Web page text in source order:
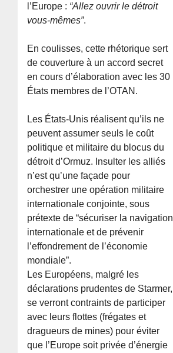
l’Europe : “Allez ouvrir le détroit
vous-mêmes”.
En coulisses, cette rhétorique sert
de couverture à un accord secret
en cours d’élaboration avec les 30
États membres de l’OTAN.
Les États-Unis réalisent qu’ils ne
peuvent assumer seuls le coût
politique et militaire du blocus du
détroit d’Ormuz. Insulter les alliés
n’est qu’une façade pour
orchestrer une opération militaire
internationale conjointe, sous
prétexte de “sécuriser la navigation
internationale et de prévenir
l’effondrement de l’économie
mondiale”.
Les Européens, malgré les
déclarations prudentes de Starmer,
se verront contraints de participer
avec leurs flottes (frégates et
dragueurs de mines) pour éviter
que l’Europe soit privée d’énergie